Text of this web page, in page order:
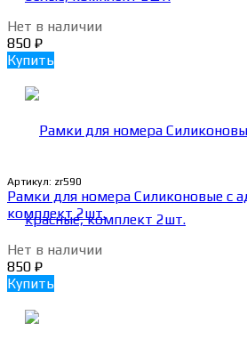
Нет в наличии
850 ₽
Купить
Артикул: zr590
Рамки для номера Силиконовые с
комплект 2шт.
Нет в наличии
850 ₽
Купить